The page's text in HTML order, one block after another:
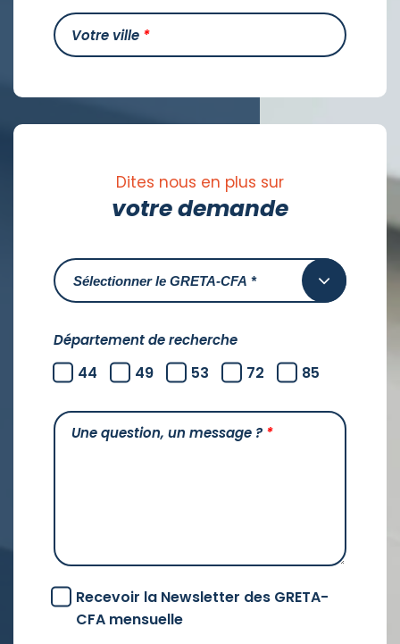
Votre ville *
Dites nous en plus sur
votre demande
Département de recherche
44 49 53 72 85
Une question, un message ? *
Recevoir la Newsletter des GRETA-
CFA mensuelle